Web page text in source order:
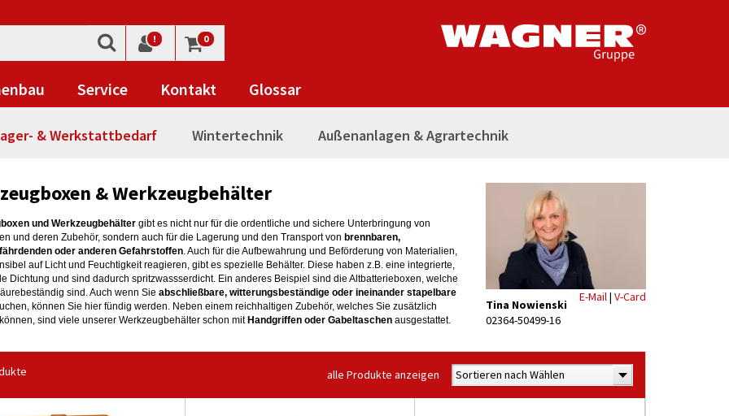
! 0
Service Kontakt Glossar
& Werkstattbedarf Wintertechnik Außenanlagen & Agrartechnik
& Werkzeugbehälter
und Werkzeugbehälter gibt es nicht nur für die ordentliche und sichere Unterbringung von
und deren Zubehör, sondern auch für die Lagerung und den Transport von brennbaren,
oder anderen Gefahrstoffen. Auch für die Aufbewahrung und Beförderung von Materialien,
auf Licht und Feuchtigkeit reagieren, gibt es spezielle Behälter. Diese haben z.B. eine integrierte,
Dichtung und sind dadurch spritzwassserdicht. Ein anderes Beispiel sind die Altbatterieboxen, welche
sind. Auch wenn Sie abschließbare, witterungsbeständige oder ineinander stapelbare
können Sie hier fündig werden. Neben einem reichhaltigen Zubehör, welches Sie zusätzlich
sind viele unserer Werkzeugbehälter schon mit Handgriffen oder Gabeltaschen ausgestattet.
Tina Nowienski
02364-50499-16
E-Mail| V-Card
Sortieren nach Wählen
alle Produkte anzeigen